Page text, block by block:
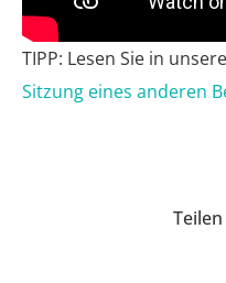
TIPP: Lesen Sie in
Sitzung eines anderen
Teilen